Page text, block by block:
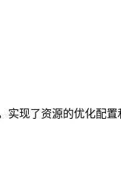
现了资源的优化配